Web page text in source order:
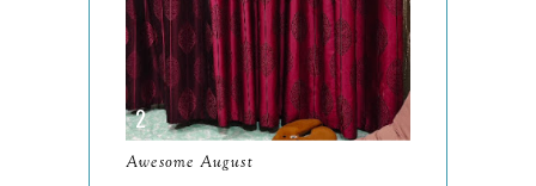
May 9
April 9
March11
February8
Awesome August